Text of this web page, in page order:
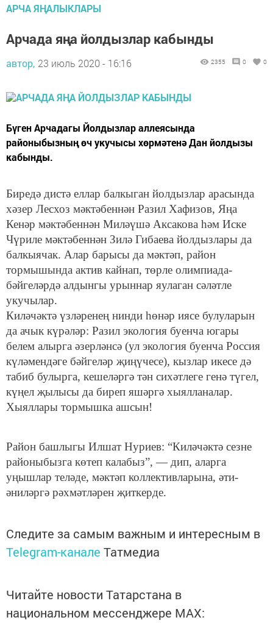
АРЧА ЯҢАЛЫКЛАРЫ
Арчада яңа йолдызлар кабынды
автор, 23 июль 2020 - 16:16 2355 0 0
Бүген Арчадагы Йолдызлар аллеясында
районыбызның өч укучысы хөрмәтенә Дан йолдызы
кабынды.
Биредә дистә еллар балкыган йолдызлар арасында
хәзер Лесхоз мәктәбеннән Разил Хафизов, Яңа
Кенәр мәктәбеннән Миләүшә Аксакова һәм Иске
Чүриле мәктәбеннән Зилә Гибаева йолдызлары да
балкыячак. Алар барысы да мәктәп, район
тормышында актив кайнап, төрле олимпиада-
бәйгеләрдә алдынгы урыннар яулаган сәләтле
укучылар.
Киләчәктә үзләренең нинди һөнәр иясе булуларын
да ачык күрәләр: Разил экология буенча югары
белем алырга әзерләнсә (ул экология буенча Россия
күләмендәге бәйгеләр җиңүчесе), кызлар икесе дә
табиб булырга, кешеләргә тән сихәтлеге генә түгел,
күңел җылысы да биреп яшәргә хыялланалар.
Хыяллары тормышка ашсын!
Район башлыгы Илшат Нуриев: “Киләчәктә сезне
районыбызга көтеп калабыз”, — дип, аларга
уңышлар теләде, мәктәп коллективларына, әти-
әниләргә рәхмәтләрен җиткерде.
Следите за самым важным и интересным в
Telegram-канале Татмедиа
Читайте новости Татарстана в
национальном мессенджере MАХ: